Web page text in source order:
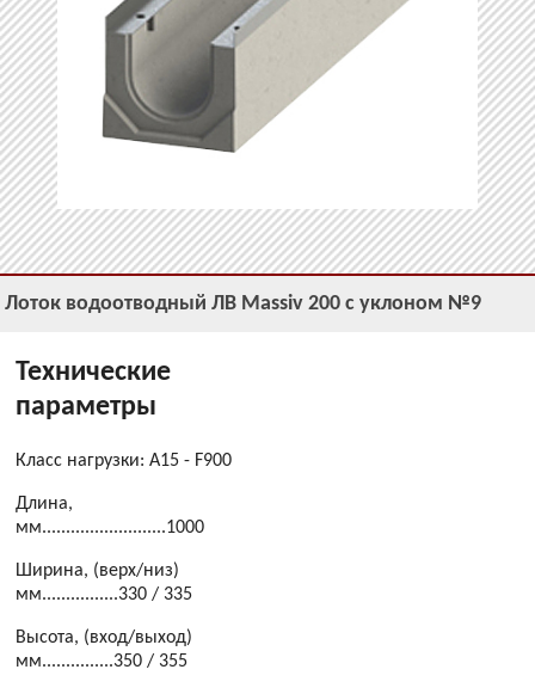
Лоток водоотводный ЛВ Massiv 200 с уклоном №9
Технические
параметры
Класс нагрузки: A15 - F900
Длина,
мм..........................1000
Ширина, (верх/низ)
мм................330 / 335
Высота, (вход/выход)
мм...............350 / 355